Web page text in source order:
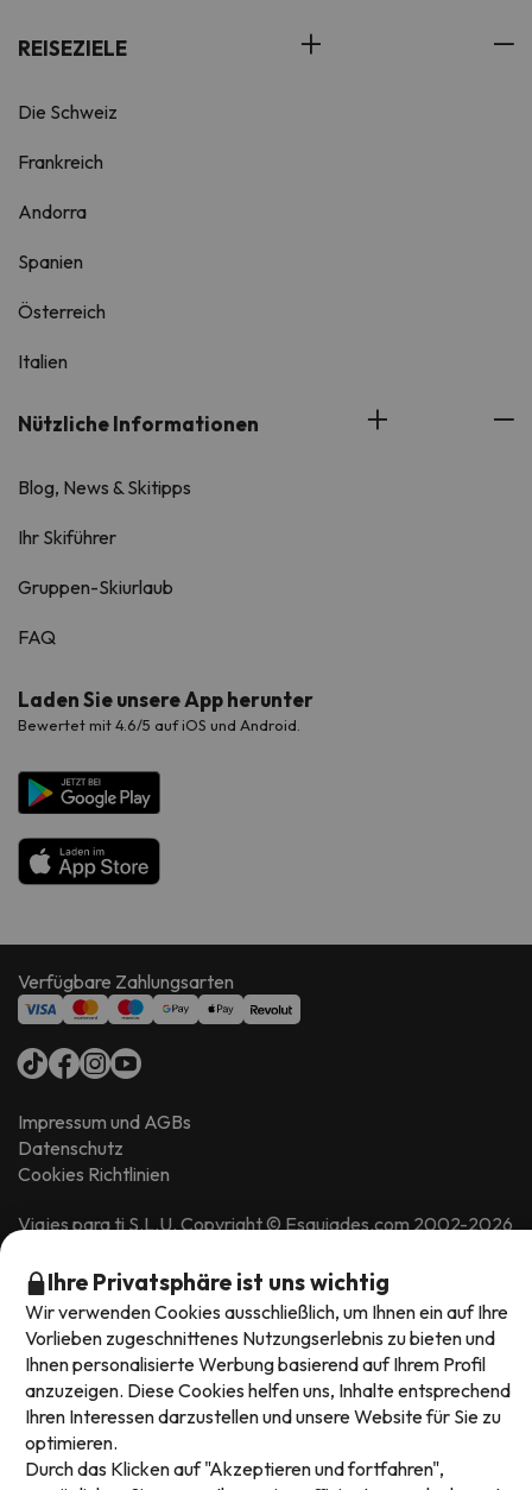
REISEZIELE
Die Schweiz
Frankreich
Andorra
Spanien
Österreich
Italien
Nützliche Informationen
Blog, News & Skitipps
Ihr Skiführer
Gruppen-Skiurlaub
FAQ
Laden Sie unsere App herunter
Bewertet mit 4.6/5 auf iOS und Android.
Verfügbare Zahlungsarten
Impressum und AGBs
Datenschutz
Cookies Richtlinien
Viajes para ti S.L.U. Copyright © Esquiades.com 2002-2026
Ihre Privatsphäre ist uns wichtig
Wir verwenden Cookies ausschließlich, um Ihnen ein auf Ihre
Vorlieben zugeschnittenes Nutzungserlebnis zu bieten und
Ihnen personalisierte Werbung basierend auf Ihrem Profil
anzuzeigen. Diese Cookies helfen uns, Inhalte entsprechend
Ihren Interessen darzustellen und unsere Website für Sie zu
optimieren.
Durch das Klicken auf "Akzeptieren und fortfahren",